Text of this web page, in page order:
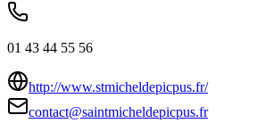
01 43 44 55 56
http://www.stmicheldepicpus.fr/
contact@saintmicheldepicpus.fr